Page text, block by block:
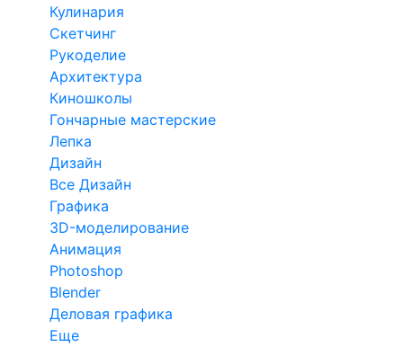
Кулинария
Скетчинг
Рукоделие
Архитектура
Киношколы
Гончарные мастерские
Лепка
Дизайн
Все Дизайн
Графика
3D-моделирование
Анимация
Photoshop
Blender
Деловая графика
Еще